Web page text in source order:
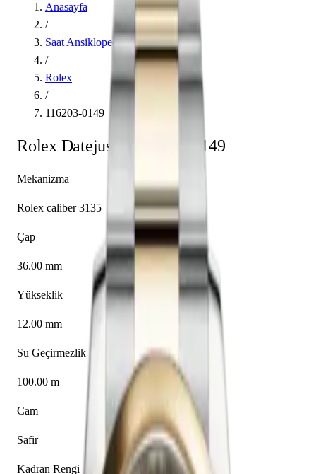
Anasayfa
/
Saat Ansiklopedisi
/
Rolex
/
116203-0149
Rolex Datejust 36 116203-0149
Mekanizma
Rolex caliber 3135
Çap
36.00 mm
Yükseklik
12.00 mm
Su Geçirmezlik
100.00 m
Cam
Safir
Kadran Rengi